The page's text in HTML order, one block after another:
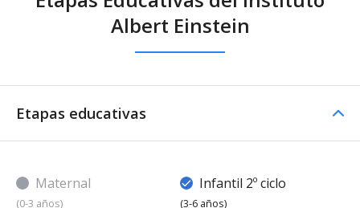
Albert Einstein
Etapas educativas
Maternal
(0-3 años)
Infantil 2º ciclo
(3-6 años)